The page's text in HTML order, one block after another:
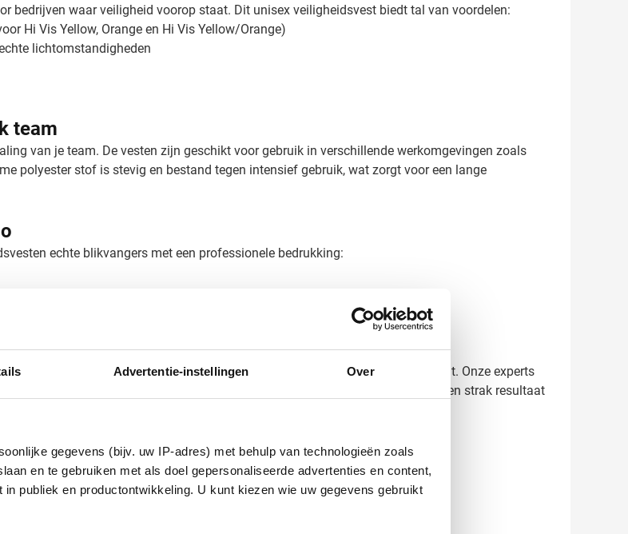
Advertentie-instellingen Over
gegevens (bijv. uw IP-adres) met behulp van technologieën zoals
en te gebruiken met als doel gepersonaliseerde advertenties en content,
publiek en productontwikkeling. U kunt kiezen wie uw gegevens gebruikt
bedrijven waar veiligheid voorop staat. Dit unisex veiligheidsvest biedt tal van voordelen:
Hi Vis Yellow, Orange en Hi Vis Yellow/Orange)
lichtomstandigheden
team
van je team. De vesten zijn geschikt voor gebruik in verschillende werkomgevingen zoals
polyester stof is stevig en bestand tegen intensief gebruik, wat zorgt voor een lange
echte blikvangers met een professionele bedrukking:
gratis digitaal voorbeeld aan en zie vooraf precies hoe het eindresultaat wordt. Onze experts
zichtbaarheid van jouw merk. Met meer dan 45 jaar ervaring zorgen we voor een strak resultaat